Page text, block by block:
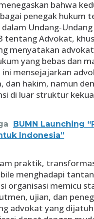
bahwa
penegak hukum
Undang-
tentang Advokat,
menyatakan
yang bebas dan
ini mensejajarkan
dan hakim, namun
di luar struktur
BUMN Launching
Indonesia”
praktik,
menghadapi
organisasi memicu
ujian, dan
advokat yang